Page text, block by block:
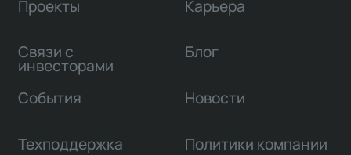
Проекты
Связи с
инвесторами
Карьера
Блог
События Новости
Техподдержка Политики компании